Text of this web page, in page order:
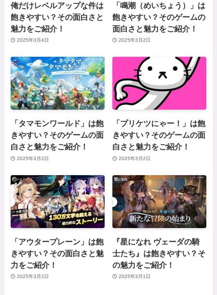
俺だけレベルアップな件は
飽きやすい？その面白さと
魅力をご紹介！
2025年3月4日
「鳴潮（めいちょう）」は
飽きやすい？そのゲームの
面白さと魅力をご紹介！
2025年3月2日
「タマモンワールド」は飽
きやすい？そのゲームの面
白さと魅力をご紹介！
2025年3月2日
「プリケツにゃー！」は飽
きやすい？そのゲームの面
白さと魅力をご紹介！
2025年3月2日
「アウタープレーン」は飽
きやすい？その面白さと魅
力をご紹介！
2025年3月2日
『星になれ ヴェーダの騎
士たち』は飽きやすい？そ
の魅力をご紹介！
2025年3月1日